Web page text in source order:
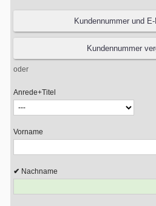
oder
Anrede+Titel
Vorname
Nachname